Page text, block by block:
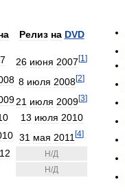
Релиз на DVD
26 июня 2007[1 ]
8 июля 2008[2]
21 июля 2009[3]
13 июля 2010
31 мая 2011 [4]
Н/Д
Н/Д